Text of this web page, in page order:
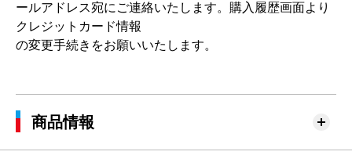
ールアドレス宛にご連絡いたします。購入履歴画面より
クレジットカード情報
の変更手続きをお願いいたします。
商品情報